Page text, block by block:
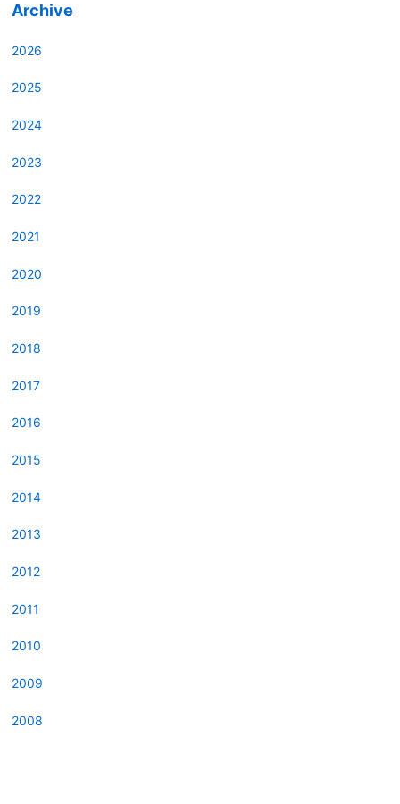
Archive
2026
2025
2024
2023
2022
2021
2020
2019
2018
2017
2016
2015
2014
2013
2012
2011
2010
2009
2008